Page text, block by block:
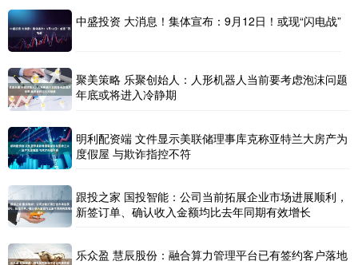
中盛投资 大消息！集体宣布：9月12日！或现“闪电战”
聚美策略 乐聚创始人：人形机器人当前要考虑泡沫问题
年底或将进入冷静期
明利配资端 文件显示美联储理事库克称亚特兰大房产为
度假屋 与欺诈指控不符
跟投之家 国投智能：公司当前拓展企业市场进展顺利，
新签订单、确认收入金额均比去年同期有效增长
乐众盈 慧辰股份：融合算力管理平台已有签约客户落地